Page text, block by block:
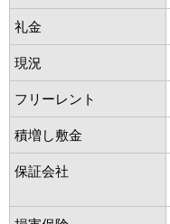
礼金
現況
フリーレント
積増し敷金
保証会社